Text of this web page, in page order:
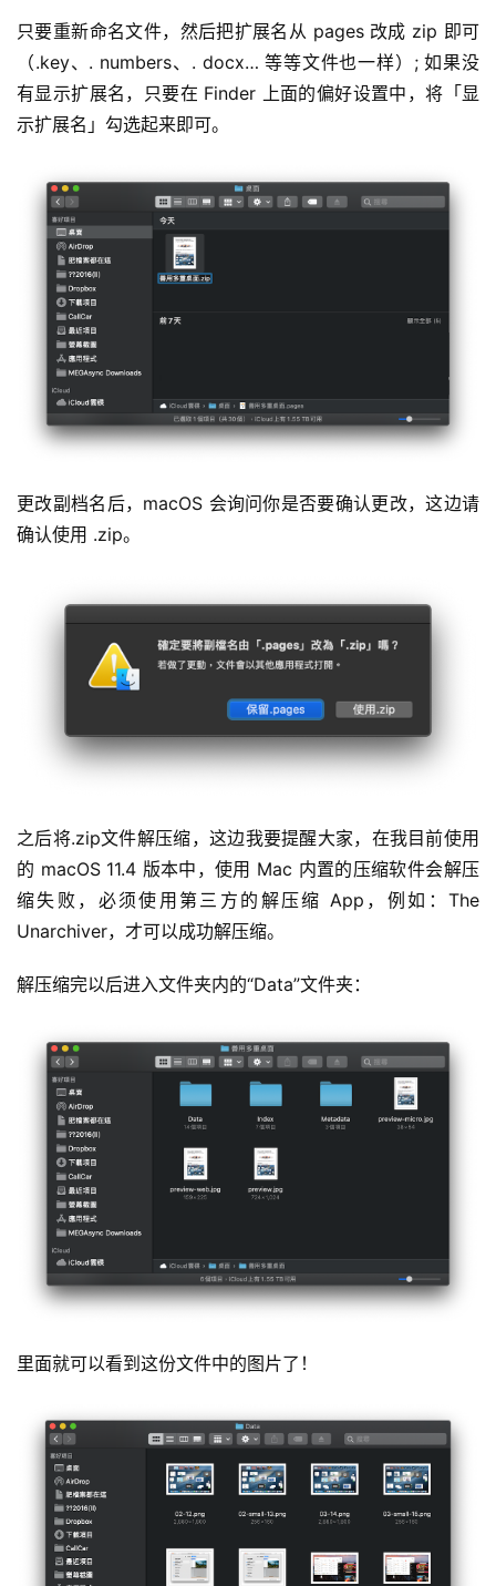
只要重新命名文件，然后把扩展名从 pages 改成 zip 即可
（.key、. numbers、. docx… 等等文件也一样）; 如果没
有显示扩展名，只要在 Finder 上面的偏好设置中，将「显
示扩展名」勾选起来即可。
更改副档名后，macOS 会询问你是否要确认更改，这边请
确认使用 .zip。
之后将.zip文件解压缩，这边我要提醒大家，在我目前使用
的 macOS 11.4 版本中，使用 Mac 内置的压缩软件会解压
缩失败，必须使用第三方的解压缩 App，例如：The
Unarchiver，才可以成功解压缩。
解压缩完以后进入文件夹内的“Data”文件夹：
里面就可以看到这份文件中的图片了！